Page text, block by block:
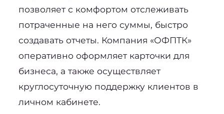
позволяет с комфортом отслеживать
потраченные на него суммы, быстро
создавать отчеты. Компания «ОФПТК»
оперативно оформляет карточки для
бизнеса, а также осуществляет
круглосуточную поддержку клиентов в
личном кабинете.